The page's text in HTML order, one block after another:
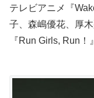
テレビアニメ『
子、森嶋優花、厚
『Run Girls, Run！